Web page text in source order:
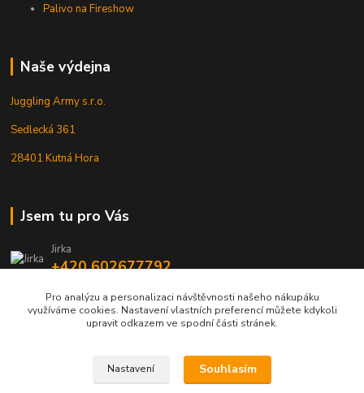
Palivo na Fireshow
Naše výdejna
Juggling Army s.r.o.
Sedlecká 361
28401 Kutná Hora
Jsem tu pro Vás
Jirka
+420 602677792
info@jarmy.cz
Pro analýzu a personalizaci návštěvnosti našeho nákupáku
využíváme cookies. Nastavení vlastních preferencí můžete kdykoli
upravit odkazem ve spodní části stránek.
Nastavení Souhlasím